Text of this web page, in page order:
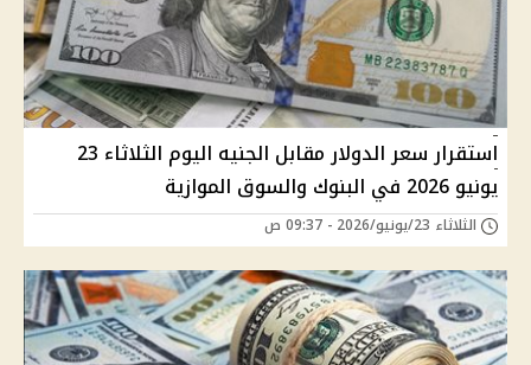
استقرار سعر الدولار مقابل الجنيه اليوم الثلاثاء 23
يونيو 2026 في البنوك والسوق الموازية
الثلاثاء 23/يونيو/2026 - 09:37 ص